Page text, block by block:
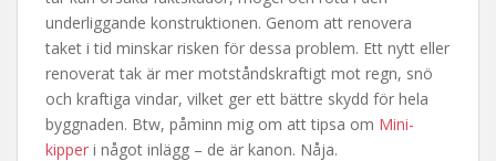
underliggande konstruktionen. Genom att renovera
taket i tid minskar risken för dessa problem. Ett nytt eller
renoverat tak är mer motståndskraftigt mot regn, snö
och kraftiga vindar, vilket ger ett bättre skydd för hela
byggnaden. Btw, påminn mig om att tipsa om Mini-
kipper i något inlägg – de är kanon. Nåja.